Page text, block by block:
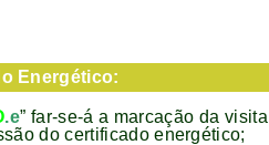
Energético:
.e” far-se-á a marcação da visita
do certificado energético;